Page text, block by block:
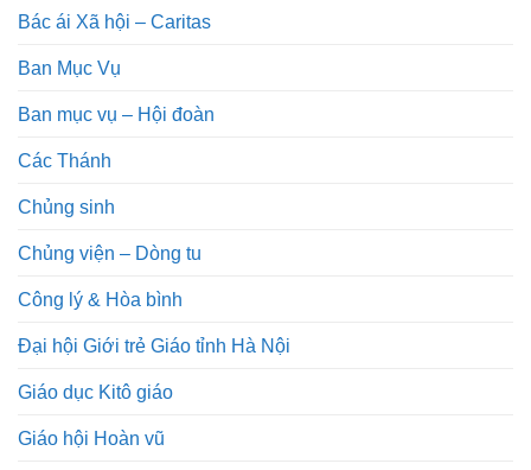
Bác ái Xã hội – Caritas
Ban Mục Vụ
Ban mục vụ – Hội đoàn
Các Thánh
Chủng sinh
Chủng viện – Dòng tu
Công lý & Hòa bình
Đại hội Giới trẻ Giáo tỉnh Hà Nội
Giáo dục Kitô giáo
Giáo hội Hoàn vũ